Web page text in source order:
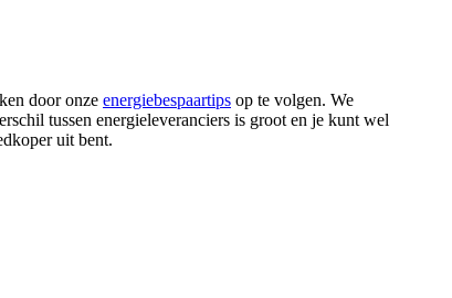
door onze energiebespaartips op te volgen. We
tussen energieleveranciers is groot en je kunt wel
uit bent.